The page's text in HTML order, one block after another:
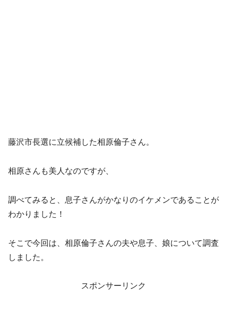
藤沢市長選に立候補した相原倫子さん。
相原さんも美人なのですが、
調べてみると、息子さんがかなりのイケメンであることが
わかりました！
そこで今回は、相原倫子さんの夫や息子、娘について調査
しました。
スポンサーリンク